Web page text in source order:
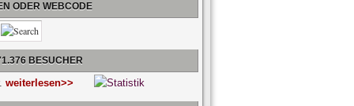
ODER WEBCODE
BESUCHER
weiterlesen>>